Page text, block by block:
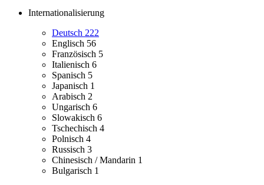
Internationalisierung
Deutsch 222
Englisch 56
Französisch 5
Italienisch 6
Spanisch 5
Japanisch 1
Arabisch 2
Ungarisch 6
Slowakisch 6
Tschechisch 4
Polnisch 4
Russisch 3
Chinesisch / Mandarin 1
Bulgarisch 1